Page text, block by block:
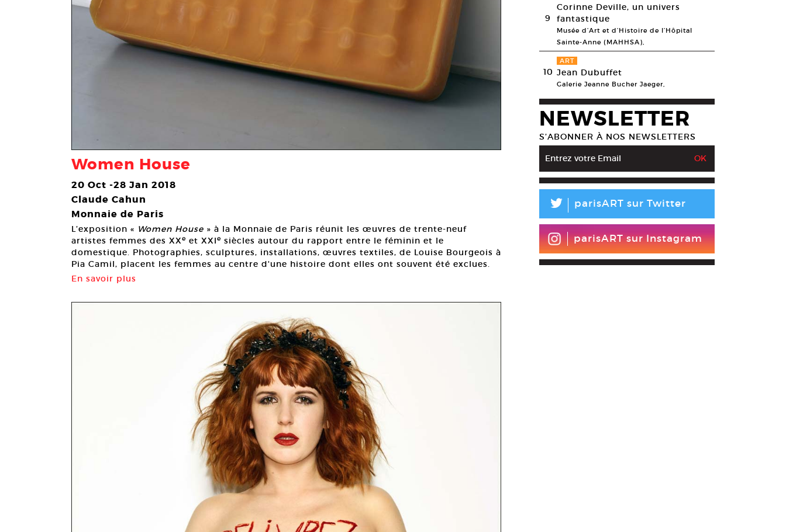
Women House
20 Oct -28 Jan 2018
Claude Cahun
Monnaie de Paris
L’exposition « Women House » à la Monnaie de Paris réunit les œuvres de trente-neuf
artistes femmes des XXe et XXIe siècles autour du rapport entre le féminin et le
domestique. Photographies, sculptures, installations, œuvres textiles, de Louise Bourgeois à
Pia Camil, placent les femmes au centre d'une histoire dont elles ont souvent été exclues.
En savoir plus
9
Corinne Deville, un univers
fantastique
Musée d’Art et d’Histoire de l’Hôpital
Sainte-Anne (MAHHSA),
10
ART
Jean Dubuffet
Galerie Jeanne Bucher Jaeger,
NEWSLETTER
S’ABONNER À NOS NEWSLETTERS
L parisART sur Twitter
parisART sur Instagram